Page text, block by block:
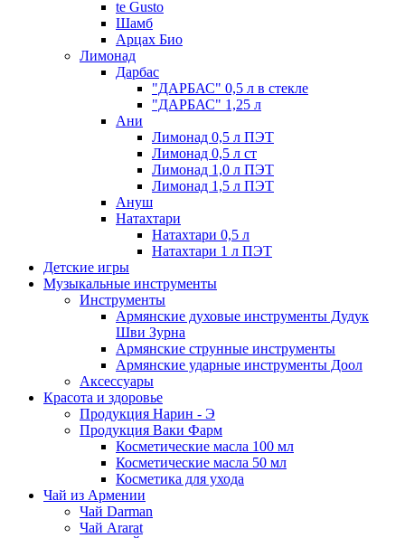
te Gusto
Шамб
Арцах Био
Лимонад
Дарбас
"ДАРБАС" 0,5 л в стекле
"ДАРБАС" 1,25 л
Ани
Лимонад 0,5 л ПЭТ
Лимонад 0,5 л ст
Лимонад 1,0 л ПЭТ
Лимонад 1,5 л ПЭТ
Ануш
Натахтари
Натахтари 0,5 л
Натахтари 1 л ПЭТ
Детские игры
Музыкальные инструменты
Инструменты
Армянские духовые инструменты Дудук
Шви Зурна
Армянские струнные инструменты
Армянские ударные инструменты Доол
Аксессуары
Красота и здоровье
Продукция Нарин - Э
Продукция Ваки Фарм
Косметические масла 100 мл
Косметические масла 50 мл
Косметика для ухода
Чай из Армении
Чай Darman
Чай Ararat